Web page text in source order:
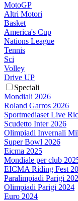
MotoGP
Altri Motori
Basket
America's Cup
Nations League
Tennis
Sci
Volley
Drive UP
Speciali
Mondiali 2026
Roland Garros 2026
Sportmediaset Live
Scudetto Inter 2026
Olimpiadi Invernali
Super Bowl 2026
Eicma 2025
Mondiale per club
EICMA Riding Fest
Paralimpiadi Parigi
Olimpiadi Parigi 2024
Euro 2024